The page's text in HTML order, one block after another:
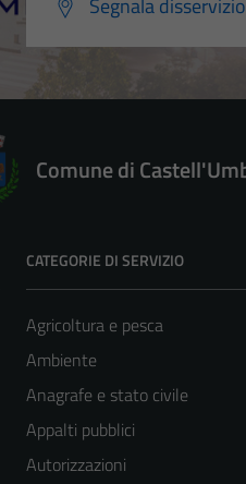
Comune di
CATEGORIE DI SERVIZIO
Agricoltura e pesca
Ambiente
Anagrafe e stato civile
Appalti pubblici
Autorizzazioni